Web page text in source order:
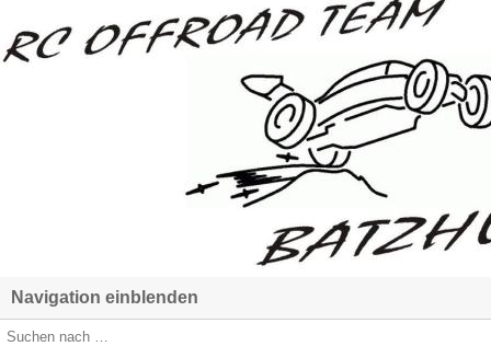
Navigation einblenden